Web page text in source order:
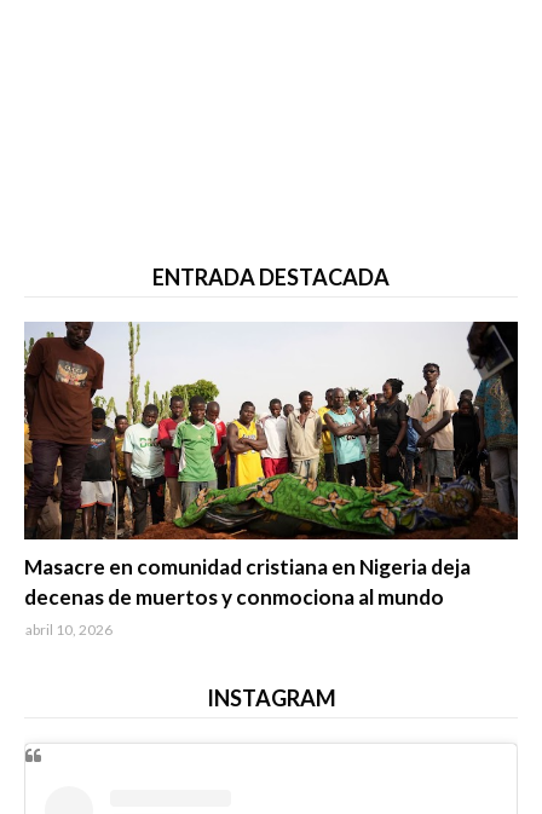
ENTRADA DESTACADA
Masacre en comunidad cristiana en Nigeria deja
decenas de muertos y conmociona al mundo
abril 10, 2026
INSTAGRAM